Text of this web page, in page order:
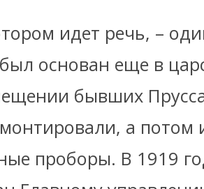
идет речь, –
основан еще в
бывших
а потом
проборы. В 1919